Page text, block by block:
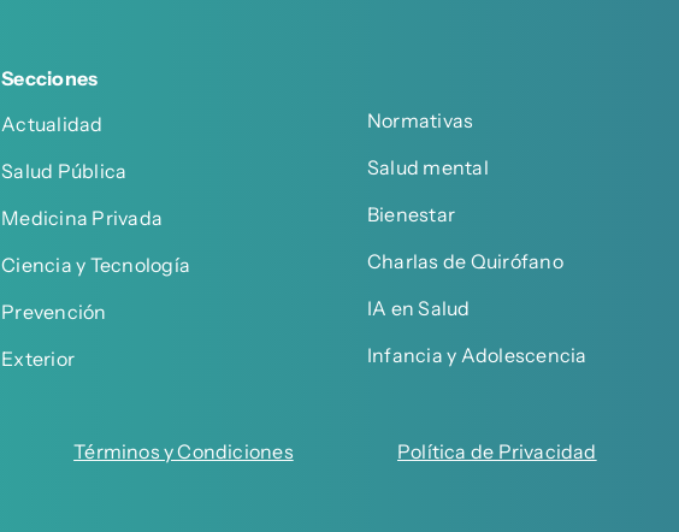
Secciones
Actualidad
Salud Pública
Medicina Privada
Ciencia y Tecnología
Prevención
Exterior
Normativas
Salud mental
Bienestar
Charlas de Quirófano
IA en Salud
Infancia y Adolescencia
Términos y Condiciones Política de Privacidad